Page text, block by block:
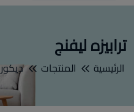
ترابيزه ليفنج
الرئيسية المنتجات ديكور